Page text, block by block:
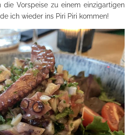
die Vorspeise zu einem einzigartigen
ich wieder ins Piri Piri kommen!